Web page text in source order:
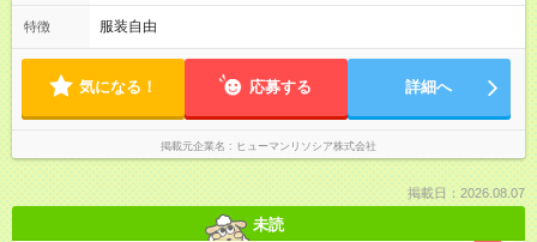
特徴 服装自由
気になる！ 応募する 詳細へ
掲載元企業名 ヒューマンリソシア株式会社
掲載日：2026.08.07
未読